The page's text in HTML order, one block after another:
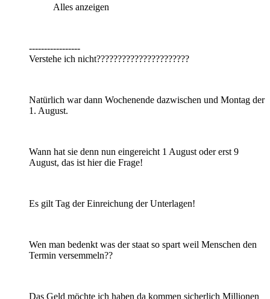
Alles anzeigen
-----------------
Verstehe ich nicht??????????????????????
Natürlich war dann Wochenende dazwischen und Montag der
1. August.
Wann hat sie denn nun eingereicht 1 August oder erst 9
August, das ist hier die Frage!
Es gilt Tag der Einreichung der Unterlagen!
Wen man bedenkt was der staat so spart weil Menschen den
Termin versemmeln??
Das Geld möchte ich haben da kommen sicherlich Millionen